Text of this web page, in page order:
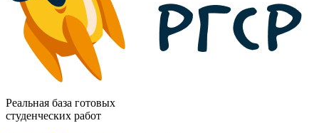
Реальная база готовых
студенческих работ